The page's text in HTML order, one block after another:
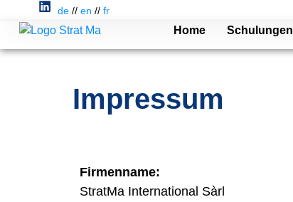
de //en //fr
Home Schulungen
Impres­sum
Fir­men­name:
StratMa Inter­na­tio­nal Sàrl